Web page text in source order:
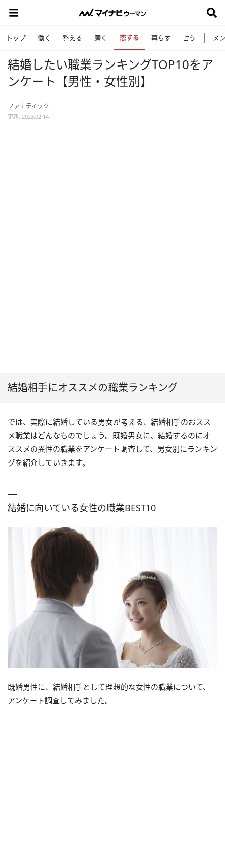
トップ 働く 整える 磨く 恋する 暮らす 占う メ
結婚したい職業ランキングTOP10をア
ンケート【男性・女性別】
ファナティック
更新: 2023.02.14
結婚相手にオススメの職業ランキング
では、実際に結婚している男女が考える、結婚相手のおスス
メ職業はどんなものでしょう。既婚男女に、結婚するのにオ
ススメの異性の職業をアンケート調査して、男女別にランキン
グを紹介していきます。
結婚に向いている女性の職業BEST10
既婚男性に、結婚相手として理想的な女性の職業について、
アンケート調査してみました。